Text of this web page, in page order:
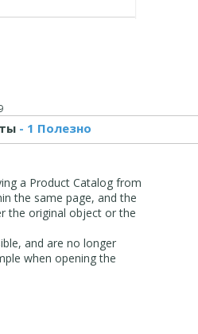
- 1 Полезно
a Product Catalog from
the same page, and the
the original object or the
and are no longer
when opening the